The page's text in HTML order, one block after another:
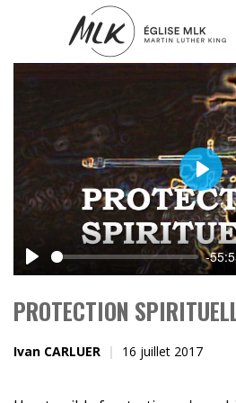
Play
-
Play
PROTECTION
Ivan CARLUER 16 juillet 2017